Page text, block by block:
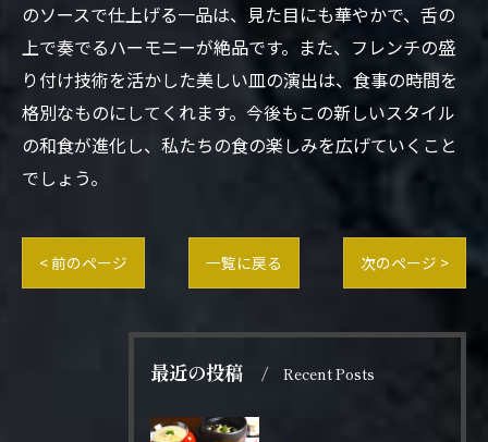
のソースで仕上げる一品は、見た目にも華やかで、舌の
上で奏でるハーモニーが絶品です。また、フレンチの盛
り付け技術を活かした美しい皿の演出は、食事の時間を
格別なものにしてくれます。今後もこの新しいスタイル
の和食が進化し、私たちの食の楽しみを広げていくこと
でしょう。
< 前のページ 一覧に戻る 次のページ >
最近の投稿 Recent Posts